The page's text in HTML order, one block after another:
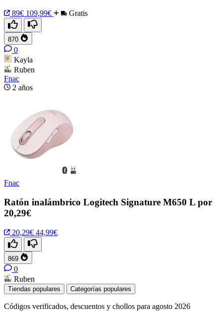
89€ 109,99€ Gratis
870
0
Kayla
Ruben
Fnac
2 años
Fnac
Ratón inalámbrico Logitech Signature M650 L por
20,29€
20,29€ 44,99€
869
0
Ruben
Tiendas populares Categorías populares
Códigos verificados, descuentos y chollos para agosto 2026